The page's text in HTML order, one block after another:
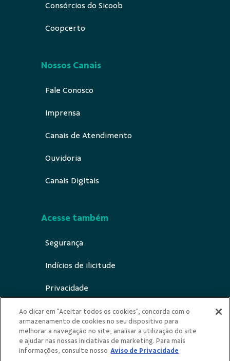
Consórcios do Sicoob
Coopcerto
Nossos Canais
Fale Conosco
Imprensa
Canais de Atendimento
Ouvidoria
Canais Digitais
Acesse também
Segurança
Indícios de ilicitude
Privacidade
Canal de notificação ECA Digital
Ao clicar em "Aceitar todos os cookies", concorda com o
armazenamento de cookies no seu dispositivo para
melhorar a navegação no site, analisar a utilização do site
e ajudar nas nossas iniciativas de marketing. Para mais
informações, consulte nosso Aviso de Privacidade